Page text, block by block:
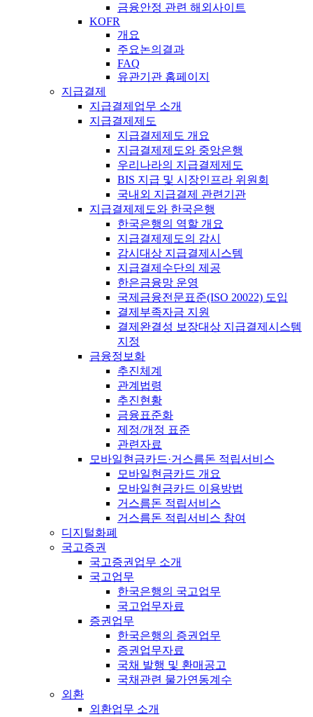
금융안정 관련 해외사이트
KOFR
개요
주요논의결과
FAQ
유관기관 홈페이지
지급결제
지급결제업무 소개
지급결제제도
지급결제제도 개요
지급결제제도와 중앙은행
우리나라의 지급결제제도
BIS 지급 및 시장인프라 위원회
국내외 지급결제 관련기관
지급결제제도와 한국은행
한국은행의 역할 개요
지급결제제도의 감시
감시대상 지급결제시스템
지급결제수단의 제공
한은금융망 운영
국제금융전문표준(ISO 20022) 도입
결제부족자금 지원
결제완결성 보장대상 지급결제시스템
지정
금융정보화
추진체계
관계법령
추진현황
금융표준화
제정/개정 표준
관련자료
모바일현금카드·거스름돈 적립서비스
모바일현금카드 개요
모바일현금카드 이용방법
거스름돈 적립서비스
거스름돈 적립서비스 참여
디지털화폐
국고증권
국고증권업무 소개
국고업무
한국은행의 국고업무
국고업무자료
증권업무
한국은행의 증권업무
증권업무자료
국채 발행 및 환매공고
국채관련 물가연동계수
외환
외환업무 소개